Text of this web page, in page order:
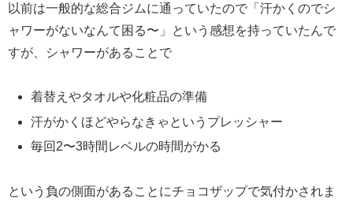
以前は一般的な総合ジムに通っていたので「汗かくのでシ
ャワーがないなんて困る〜」という感想を持っていたんで
すが、シャワーがあることで
着替えやタオルや化粧品の準備
汗がかくほどやらなきゃというプレッシャー
毎回2〜3時間レベルの時間がかる
という負の側面があることにチョコザップで気付かされま